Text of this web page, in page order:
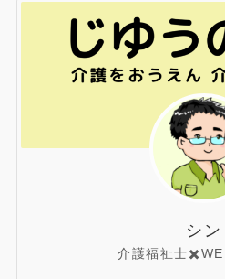
シン
介護福祉士